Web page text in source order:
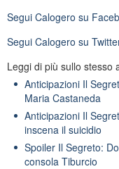
Segui Calogero su
Segui Calogero su
Leggi di più sullo stesso
Anticipazioni Il
Maria Castaneda
Anticipazioni Il
inscena il suicidio
Spoiler Il Segreto:
consola Tiburcio